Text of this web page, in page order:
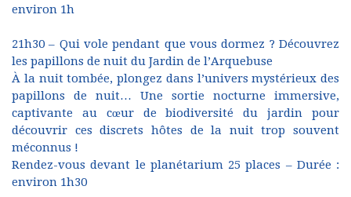
environ 1h
21h30 – Qui vole pendant que vous dormez ? Découvrez
les papillons de nuit du Jardin de l’Arquebuse
À la nuit tombée, plongez dans l’univers mystérieux des
papillons de nuit… Une sortie nocturne immersive,
captivante au cœur de biodiversité du jardin pour
découvrir ces discrets hôtes de la nuit trop souvent
méconnus !
Rendez-vous devant le planétarium 25 places – Durée :
environ 1h30